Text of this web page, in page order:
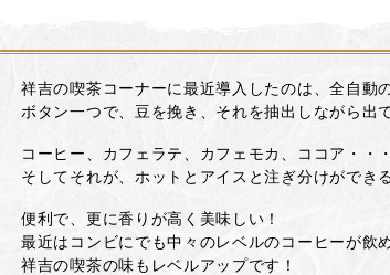
祥吉の喫茶コーナーに最近導入したのは、全自動
ボタン一つで、豆を挽き、それを抽出しながら出
コーヒー、カフェラテ、カフェモカ、ココア・・・
そしてそれが、ホットとアイスと注ぎ分けができ
便利で、更に香りが高く美味しい！
最近はコンビにでも中々のレベルのコーヒーが飲
祥吉の喫茶の味もレベルアップです！